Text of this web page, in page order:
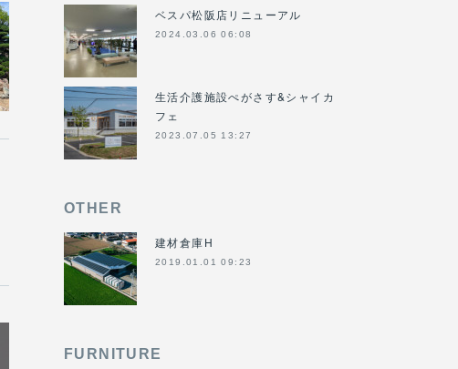
ベスパ松阪店リニューアル
2024.03.06 06:08
生活介護施設ぺがさす&シャイカ
フェ
2023.07.05 13:27
OTHER
建材倉庫H
2019.01.01 09:23
FURNITURE